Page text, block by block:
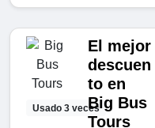
Usado 3 veces
El mejor
descuen
to en
Big Bus
Tours